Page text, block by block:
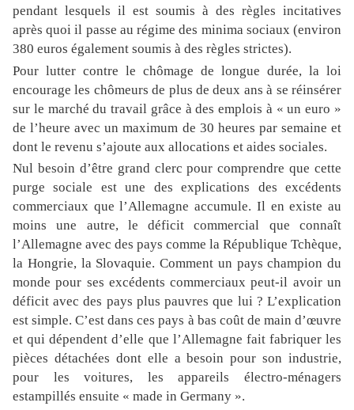
pendant lesquels il est soumis à des règles incitatives
après quoi il passe au régime des minima sociaux (environ
380 euros également soumis à des règles strictes).
Pour lutter contre le chômage de longue durée, la loi
encourage les chômeurs de plus de deux ans à se réinsérer
sur le marché du travail grâce à des emplois à « un euro »
de l’heure avec un maximum de 30 heures par semaine et
dont le revenu s’ajoute aux allocations et aides sociales.
Nul besoin d’être grand clerc pour comprendre que cette
purge sociale est une des explications des excédents
commerciaux que l’Allemagne accumule. Il en existe au
moins une autre, le déficit commercial que connaît
l’Allemagne avec des pays comme la République Tchèque,
la Hongrie, la Slovaquie. Comment un pays champion du
monde pour ses excédents commerciaux peut-il avoir un
déficit avec des pays plus pauvres que lui ? L’explication
est simple. C’est dans ces pays à bas coût de main d’œuvre
et qui dépendent d’elle que l’Allemagne fait fabriquer les
pièces détachées dont elle a besoin pour son industrie,
pour les voitures, les appareils électro-ménagers
estampillés ensuite « made in Germany ».